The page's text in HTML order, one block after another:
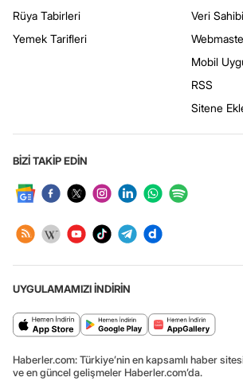
Rüya Tabirleri
Yemek Tarifleri
Veri
Mobil
RSS
Sitene
BİZİ TAKİP EDİN
UYGULAMAMIZI İNDİRİN
Haberler.com: Türkiye’nin en kapsamlı haber
ve en güncel gelişmeler Haberler.com’da.